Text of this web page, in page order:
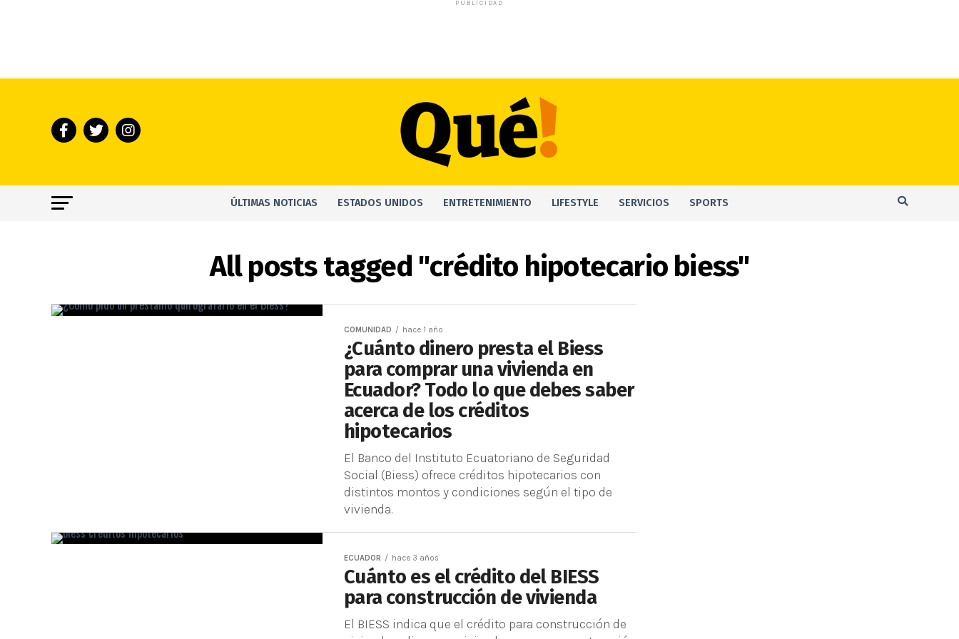
PUBLICIDAD
ÚLTIMAS NOTICIAS ESTADOS UNIDOS ENTRETENIMIENTO LIFESTYLE SERVICIOS SPORTS
All posts tagged "crédito hipotecario biess"
COMUNIDAD hace 1 año
¿Cuánto dinero presta el Biess
para comprar una vivienda en
Ecuador? Todo lo que debes saber
acerca de los créditos
hipotecarios
El Banco del Instituto Ecuatoriano de Seguridad
Social (Biess) ofrece créditos hipotecarios con
distintos montos y condiciones según el tipo de
vivienda.
ECUADOR hace 3 años
Cuánto es el crédito del BIESS
para construcción de vivienda
El BIESS indica que el crédito para construcción de